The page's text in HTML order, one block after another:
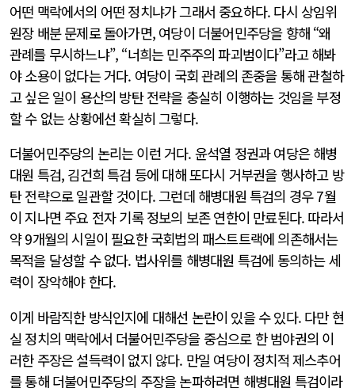
어떤 맥락에서의 어떤 정치냐가 그래서 중요하다. 다시 상임위
원장 배분 문제로 돌아가면, 여당이 더불어민주당을 향해 “왜
관례를 무시하느냐”, “너희는 민주주의 파괴범이다”라고 해봐
야 소용이 없다는 거다. 여당이 국회 관례의 존중을 통해 관철하
고 싶은 일이 용산의 방탄 전략을 충실히 이행하는 것임을 부정
할 수 없는 상황에선 확실히 그렇다.
더불어민주당의 논리는 이런 거다. 윤석열 정권과 여당은 해병
대원 특검, 김건희 특검 등에 대해 또다시 거부권을 행사하고 방
탄 전략으로 일관할 것이다. 그런데 해병대원 특검의 경우 7월
이 지나면 주요 전자 기록 정보의 보존 연한이 만료된다. 따라서
약 9개월의 시일이 필요한 국회법의 패스트트랙에 의존해서는
목적을 달성할 수 없다. 법사위를 해병대원 특검에 동의하는 세
력이 장악해야 한다.
이게 바람직한 방식인지에 대해선 논란이 있을 수 있다. 다만 현
실 정치의 맥락에서 더불어민주당을 중심으로 한 범야권의 이
러한 주장은 설득력이 없지 않다. 만일 여당이 정치적 제스추어
를 통해 더불어민주당의 주장을 논파하려면 해병대원 특검이라